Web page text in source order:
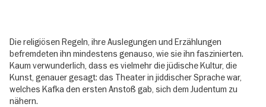
Die religiösen Regeln, ihre Auslegungen und Erzählungen
befremdeten ihn mindestens genauso, wie sie ihn faszinierten.
Kaum verwunderlich, dass es vielmehr die jüdische Kultur, die
Kunst, genauer gesagt: das Theater in jiddischer Sprache war,
welches Kafka den ersten Anstoß gab, sich dem Judentum zu
nähern.